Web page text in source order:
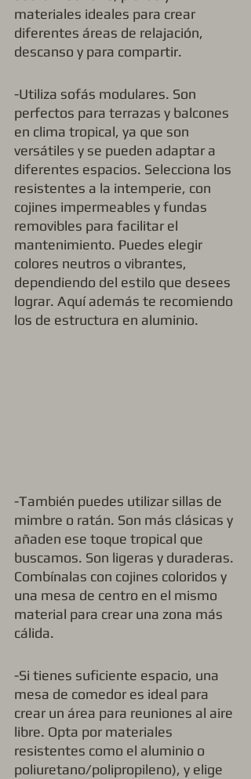
materiales ideales para crear
diferentes áreas de relajación,
descanso y para compartir.
-Utiliza sofás modulares. Son
perfectos para terrazas y balcones
en clima tropical, ya que son
versátiles y se pueden adaptar a
diferentes espacios. Selecciona los
resistentes a la intemperie, con
cojines impermeables y fundas
removibles para facilitar el
mantenimiento. Puedes elegir
colores neutros o vibrantes,
dependiendo del estilo que desees
lograr. Aquí además te recomiendo
los de estructura en aluminio.
-También puedes utilizar sillas de
mimbre o ratán. Son más clásicas y
añaden ese toque tropical que
buscamos. Son ligeras y duraderas.
Combínalas con cojines coloridos y
una mesa de centro en el mismo
material para crear una zona más
cálida.
-Si tienes suficiente espacio, una
mesa de comedor es ideal para
crear un área para reuniones al aire
libre. Opta por materiales
resistentes como el aluminio o
poliuretano/polipropileno), y elige